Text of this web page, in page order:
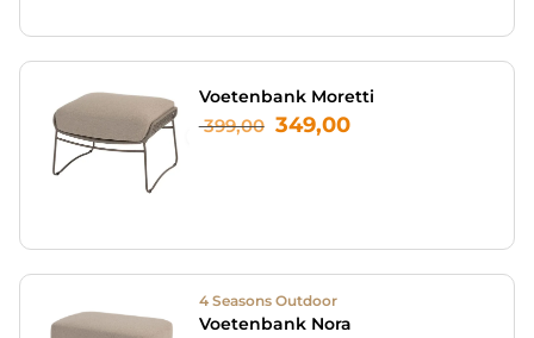
Voetenbank Moretti
399,00 349,00
4 Seasons Outdoor
Voetenbank Nora